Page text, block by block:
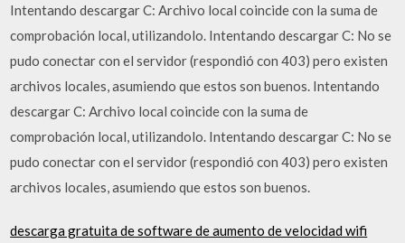
Intentando descargar C: Archivo local coincide con la suma de
comprobación local, utilizandolo. Intentando descargar C: No se
pudo conectar con el servidor (respondió con 403) pero existen
archivos locales, asumiendo que estos son buenos. Intentando
descargar C: Archivo local coincide con la suma de
comprobación local, utilizandolo. Intentando descargar C: No se
pudo conectar con el servidor (respondió con 403) pero existen
archivos locales, asumiendo que estos son buenos.
descarga gratuita de software de aumento de velocidad wifi